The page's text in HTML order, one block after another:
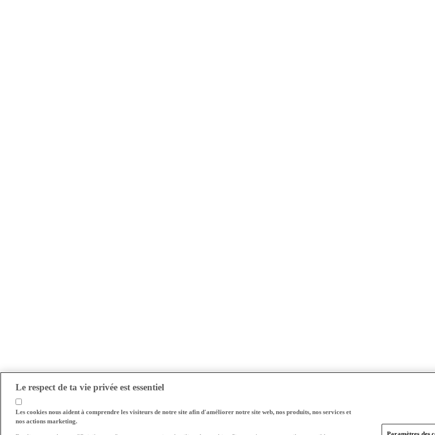
Le respect de ta vie privée est essentiel
Les cookies nous aident à comprendre les visiteurs de notre site afin d'améliorer notre site web, nos produits, nos services et
nos actions marketing.